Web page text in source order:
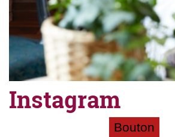
Instagram
Bouton